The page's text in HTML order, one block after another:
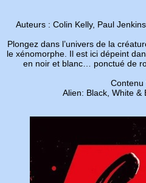
Auteurs : Colin Kelly, Paul
Plongez dans l’univers de la
le xénomorphe. Il est ici dépeint
en noir et blanc… ponctué de
Contenu
Alien: Black, White &